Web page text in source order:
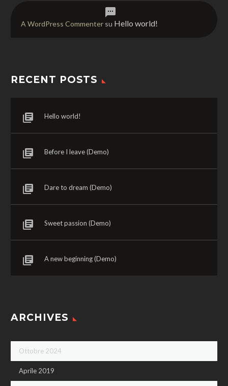
A WordPress Commenter su Hello world!
RECENT POSTS
Hello world!
Before I leave (Demo)
Dare to dream (Demo)
Sweet passion (Demo)
A new beginning (Demo)
ARCHIVES
Ottobre 2024
Aprile 2019